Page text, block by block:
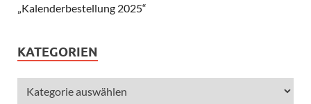
„Kalenderbestellung 2025“
KATEGORIEN